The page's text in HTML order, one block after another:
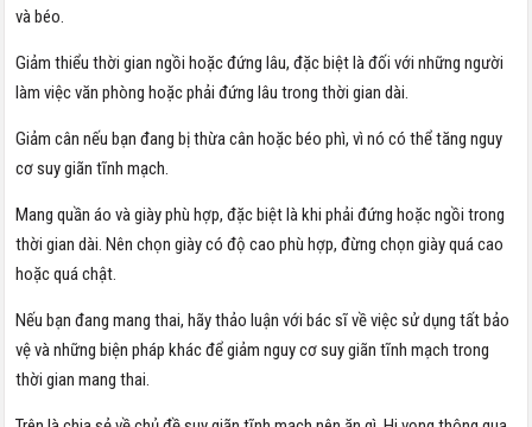
và béo.
Giảm thiểu thời gian ngồi hoặc đứng lâu, đặc biệt là đối với những người
làm việc văn phòng hoặc phải đứng lâu trong thời gian dài.
Giảm cân nếu bạn đang bị thừa cân hoặc béo phì, vì nó có thể tăng nguy
cơ suy giãn tĩnh mạch.
Mang quần áo và giày phù hợp, đặc biệt là khi phải đứng hoặc ngồi trong
thời gian dài. Nên chọn giày có độ cao phù hợp, đừng chọn giày quá cao
hoặc quá chật.
Nếu bạn đang mang thai, hãy thảo luận với bác sĩ về việc sử dụng tất bảo
vệ và những biện pháp khác để giảm nguy cơ suy giãn tĩnh mạch trong
thời gian mang thai.